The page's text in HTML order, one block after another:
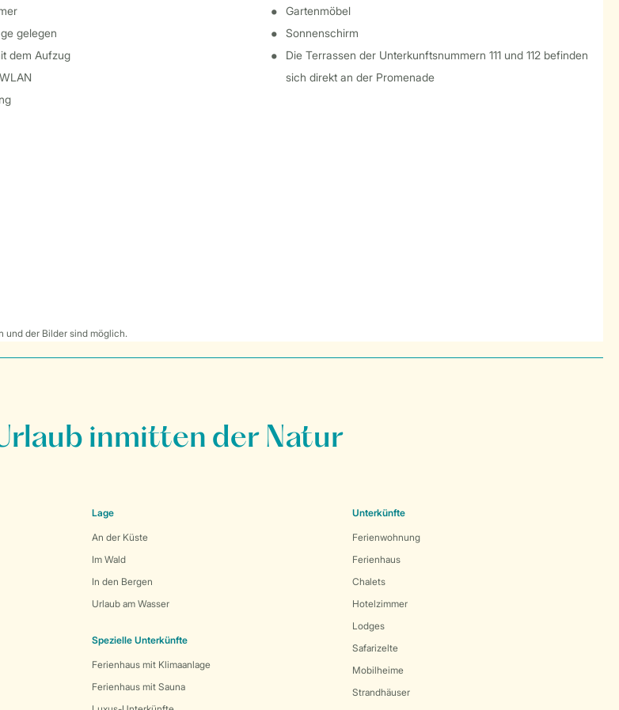
gelegen
dem Aufzug
Gartenmöbel
Sonnenschirm
Die Terrassen der Unterkunftsnummern 111 und 112 befinden
sich direkt an der Promenade
und der Bilder sind möglich.
inmitten der Natur
Lage
An der Küste
Im Wald
In den Bergen
Urlaub am Wasser
Spezielle Unterkünfte
Ferienhaus mit Klimaanlage
Ferienhaus mit Sauna
Unterkünfte
Ferienwohnung
Ferienhaus
Chalets
Hotelzimmer
Lodges
Safarizelte
Mobilheime
Strandhäuser